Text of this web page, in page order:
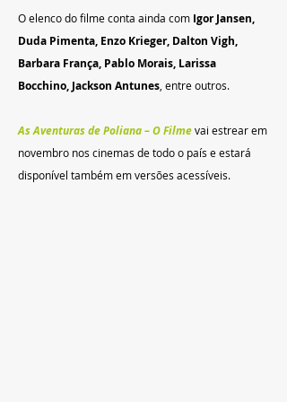
O elenco do filme conta ainda com Igor Jansen,
Duda Pimenta, Enzo Krieger, Dalton Vigh,
Barbara França, Pablo Morais, Larissa
Bocchino, Jackson Antunes , entre outros.
As Aventuras de Poliana – O Filme vai estrear em
novembro nos cinemas de todo o país e estará
disponível também em versões acessíveis.